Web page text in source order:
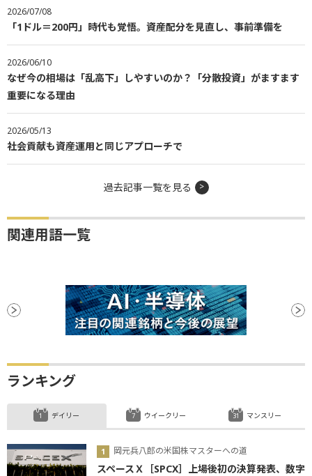
2026/07/08
「1ドル＝200円」時代も覚悟。資産配分を見直し、事前準備を
2026/06/10
なぜ今の相場は「乱高下」しやすいのか？「分散投資」がますます
重要になる理由
2026/05/13
社会貢献も資産運用と同じアプローチで
過去記事一覧を見る
関連用語一覧
ランキング
デイリー
岡元兵八郎の米国株マスターへの道
スペースＸ［SPCX］上場後初の決算発表、数字
ウイークリー マンスリー